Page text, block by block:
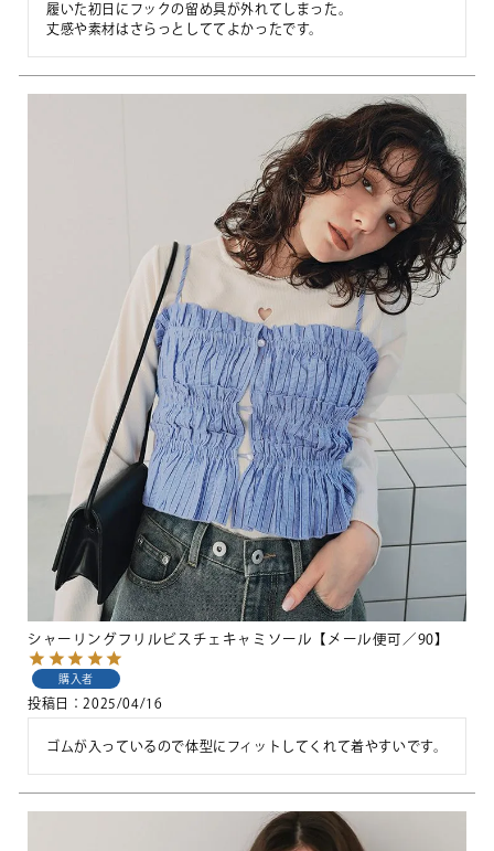
履いた初日にフックの留め具が外れてしまった。
丈感や素材はさらっとしててよかったです。
シャーリングフリルビスチェキャミソール【メール便可／90】
購入者
投稿日 2025/04/16
ゴムが入っているので体型にフィットしてくれて着やすいです。